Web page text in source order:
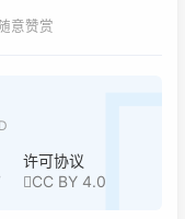
意赞赏
许可协议
CC BY 4.0